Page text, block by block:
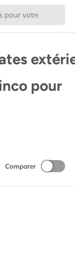
pour
Comparer